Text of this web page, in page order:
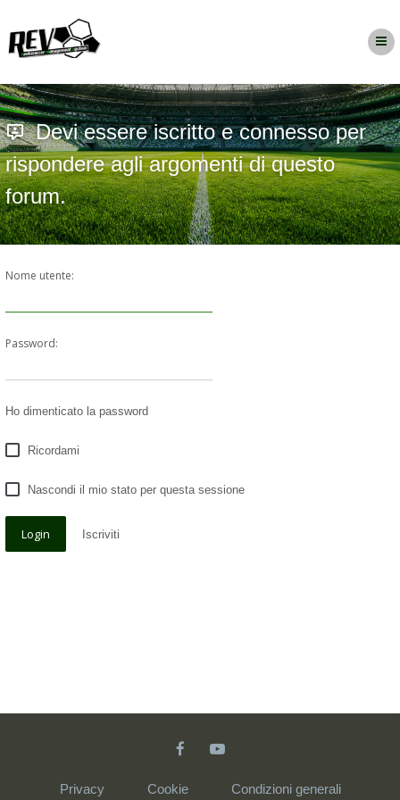
Devi essere iscritto e connesso per
rispondere agli argomenti di questo
forum.
Nome utente:
Password:
Ho dimenticato la password
Ricordami
Nascondi il mio stato per questa sessione
Iscriviti
Privacy Cookie Condizioni generali